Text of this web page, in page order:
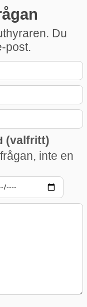
Du
post.
(valfritt)
inte en